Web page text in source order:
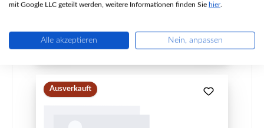
Regulärer Preis:
Ausverkauft
mit Google LLC geteilt werden, weitere Informationen finden Sie hier.
Alle akzeptieren Nein, anpassen